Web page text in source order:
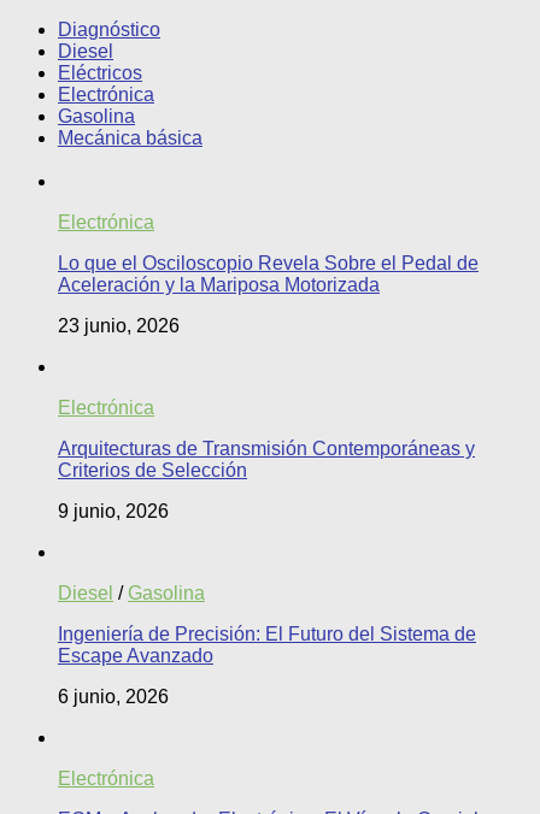
Diagnóstico
Diesel
Eléctricos
Electrónica
Gasolina
Mecánica básica
Electrónica
Lo que el Osciloscopio Revela Sobre el Pedal de
Aceleración y la Mariposa Motorizada
23 junio, 2026
Electrónica
Arquitecturas de Transmisión Contemporáneas y
Criterios de Selección
9 junio, 2026
Diesel / Gasolina
Ingeniería de Precisión: El Futuro del Sistema de
Escape Avanzado
6 junio, 2026
Electrónica